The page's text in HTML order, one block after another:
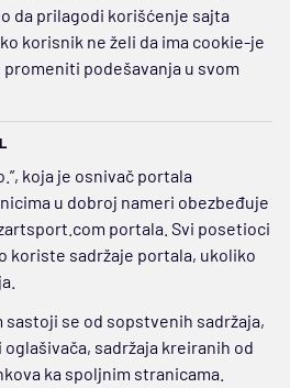
da prilagodi korišćenje sajta
korisnik ne želi da ima cookie-je
promeniti podešavanja u svom
koja je osnivač portala
u dobroj nameri obezbeđuje
portala. Svi posetioci
koriste sadržaje portala, ukoliko
se od sopstvenih sadržaja,
sadržaja kreiranih od
ka spoljnim stranicama.